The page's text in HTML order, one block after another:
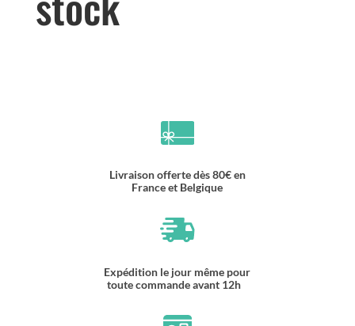
Livraison offerte dès 80€ en
France et Belgique
Expédition le jour même pour
toute commande avant 12h